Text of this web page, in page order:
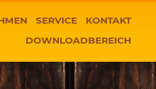
SERVICE
KONTAKT
DOWNLOADBEREICH